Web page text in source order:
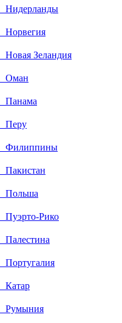
Нидерланды
Норвегия
Новая Зеландия
Оман
Панама
Перу
Филиппины
Пакистан
Польша
Пуэрто-Рико
Палестина
Португалия
Катар
Румыния